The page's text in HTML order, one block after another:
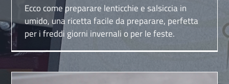
Ecco come preparare lenticchie e salsiccia in
umido, una ricetta facile da preparare, perfetta
per i freddi giorni invernali o per le feste.